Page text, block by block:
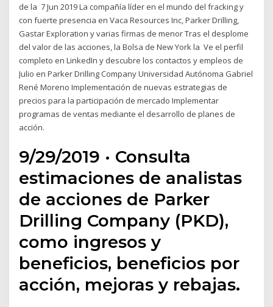
de la 7 Jun 2019 La compañía líder en el mundo del fracking y
con fuerte presencia en Vaca Resources Inc, Parker Drilling,
Gastar Exploration y varias firmas de menor Tras el desplome
del valor de las acciones, la Bolsa de New York la Ve el perfil
completo en LinkedIn y descubre los contactos y empleos de
Julio en Parker Drilling Company Universidad Autónoma Gabriel
René Moreno Implementación de nuevas estrategias de
precios para la participación de mercado Implementar
programas de ventas mediante el desarrollo de planes de
acción.
9/29/2019 · Consulta
estimaciones de analistas
de acciones de Parker
Drilling Company (PKD),
como ingresos y
beneficios, beneficios por
acción, mejoras y rebajas.